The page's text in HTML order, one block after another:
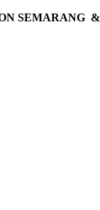
SEMARANG &